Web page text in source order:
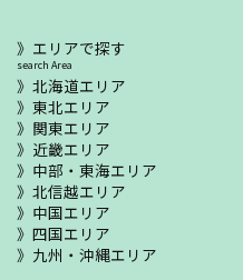
エリアで探す
search Area
北海道エリア
東北エリア
関東エリア
近畿エリア
中部・東海エリア
北信越エリア
中国エリア
四国エリア
九州・沖縄エリア